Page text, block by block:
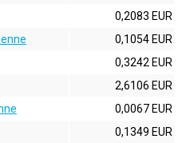
0,2083 EUR
0,1054 EUR
0,3242 EUR
2,6106 EUR
0,0067 EUR
0,1349 EUR